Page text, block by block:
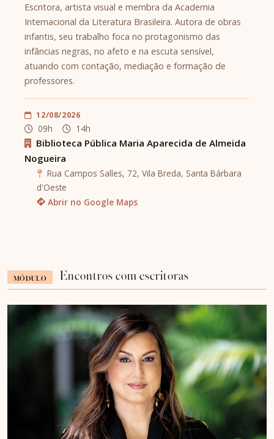
Escritora, artista visual e membra da Academia
Internacional da Literatura Brasileira. Autora de obras
infantis, seu trabalho foca no protagonismo das
infâncias negras, no afeto e na escuta sensível,
atuando com contação, mediação e formação de
professores.
12/08/2026
09h 14h
Biblioteca Pública Maria Aparecida de Almeida
Nogueira
Rua Campos Salles, 72, Vila Breda, Santa Bárbara
d'Oeste
Abrir no Google Maps
MÓDULO Encontros com escritoras